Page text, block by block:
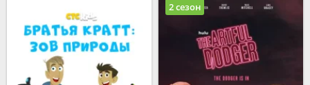
2 сезон